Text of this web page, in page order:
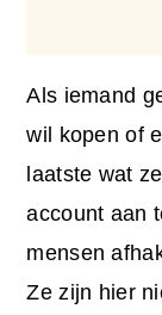
Als iemand
wil kopen of
laatste wat
account aan
mensen
Ze zijn hier